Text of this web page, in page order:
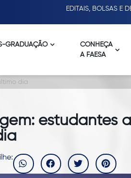
EDITAIS, BOLSAS E
GRADUAÇÃO
CONHEÇA
A FAESA
dia
estudantes